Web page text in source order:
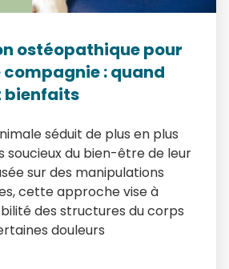
ostéopathique pour
: quand
bienfaits
séduit de plus en plus
soucieux du bien-être de leur
sur des manipulations
cette approche vise à
des structures du corps
douleurs